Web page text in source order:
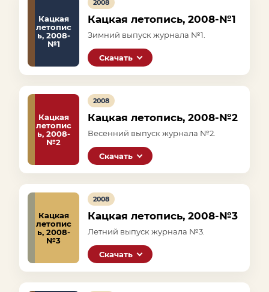
Кацкая
летопис
ь, 2008-
№1
2008
Кацкая летопись, 2008-№1
Зимний выпуск журнала №1.
Скачать
Кацкая
летопис
ь, 2008-
№2
2008
Кацкая летопись, 2008-№2
Весенний выпуск журнала №2.
Скачать
Кацкая
летопис
ь, 2008-
№3
2008
Кацкая летопись, 2008-№3
Летний выпуск журнала №3.
Скачать